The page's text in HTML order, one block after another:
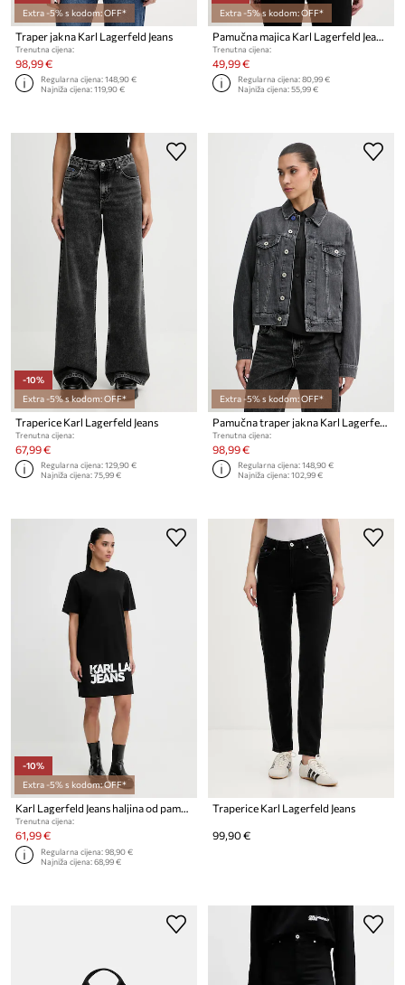
Extra -5% s kodom: OFF*
Traper jakna Karl Lagerfeld Jeans
Trenutna cijena:
98,99 €
Regularna cijena:148,90 €
Najniža cijena:119,90 €
Extra -5% s kodom: OFF*
Trenutna cijena:
49,99 €
Regularna cijena:80,99 €
Najniža cijena:55,99 €
-10%
Extra -5% s kodom: OFF*
Traperice Karl Lagerfeld Jeans
Trenutna cijena:
67,99 €
Regularna cijena:129,90 €
Najniža cijena:75,99 €
Extra -5% s kodom: OFF*
Pamučna traper jakna Karl Lagerfeld Jeans
Trenutna cijena:
98,99 €
Regularna cijena:148,90 €
Najniža cijena:102,99 €
-10%
Extra -5% s kodom: OFF*
Karl Lagerfeld Jeans haljina od pamuka
Trenutna cijena:
61,99 €
Regularna cijena:98,90 €
Najniža cijena:68,99 €
Traperice Karl Lagerfeld Jeans
99,90 €